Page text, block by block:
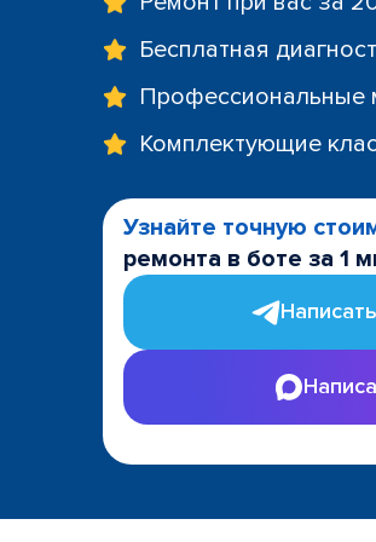
Бесплатная
Профессиональные
Комплектующие
Узнайте точную
ремонта в боте за 1